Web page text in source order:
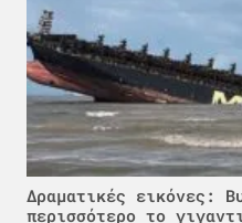
Δραματικές εικόνες:
περισσότερο το